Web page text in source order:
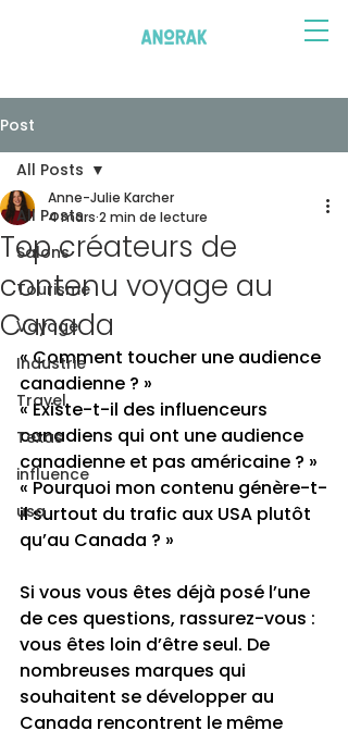
Post
All Posts
Salons
Tourisme
Voyage
Industrie
Travel
Texas
influence
usa
All Posts
Top créateurs de
contenu voyage au
Canada
Anne-Julie Karcher
4 mars 2 min de lecture
« Comment toucher une audience
canadienne ? »
« Existe-t-il des influenceurs
canadiens qui ont une audience
canadienne et pas américaine ? »
« Pourquoi mon contenu génère-t-
il surtout du trafic aux USA plutôt
qu’au Canada ? »
Si vous vous êtes déjà posé l’une
de ces questions, rassurez-vous :
vous êtes loin d’être seul. De
nombreuses marques qui
souhaitent se développer au
Canada rencontrent le même